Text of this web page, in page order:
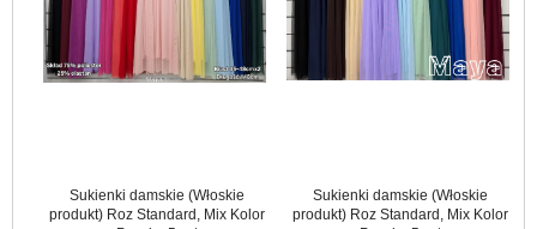
Sukienki damskie (Włoskie
produkt) Roz Standard, Mix Kolor
Sukienki damskie (Włoskie
produkt) Roz Standard, Mix Kolor